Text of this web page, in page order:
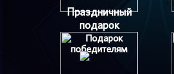
Праздничный
подарок